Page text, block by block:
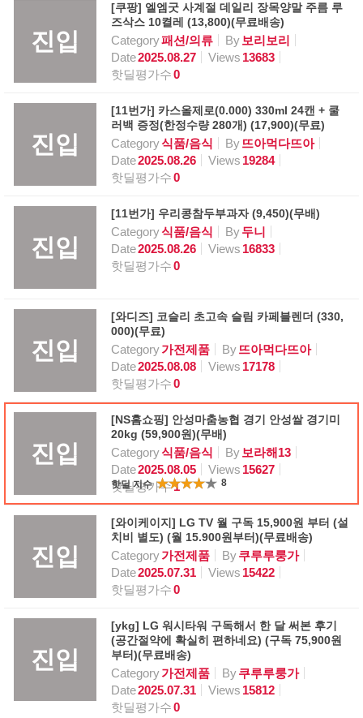
진입
[쿠팡] 엘엠굿 사계절 데일리 장목양말 주름 루
즈삭스 10켤레 (13,800)(무료배송)
Category패션/의류 By 보리보리
Date2025.08.27 Views 13683
핫딜평가수0
진입
[11번가] 카스올제로(0.000) 330ml 24캔 + 쿨
러백 증정(한정수량 280개) (17,900)(무료)
Category식품/음식 By뜨아먹다뜨아
Date2025.08.26 Views 19284
핫딜평가수0
진입
[11번가] 우리콩참두부과자 (9,450)(무배)
Category식품/음식 By두니
Date2025.08.26 Views 16833
핫딜평가수0
진입
[와디즈] 코슬리 초고속 슬림 카페블렌더 (330,
000)(무료)
Category가전제품 By뜨아먹다뜨아
Date2025.08.08 Views 17178
핫딜평가수0
진입
[NS홈쇼핑] 안성마춤농협 경기 안성쌀 경기미
20kg (59,900원)(무배)
Category식품/음식 By 보라해13
Date2025.08.05 Views 15627
핫딜평가수1
핫딜 지수 8
진입
[와이케이지] LG TV 월 구독 15,900원 부터 (설
치비 별도) (월 15.900원부터)(무료배송)
Category가전제품 By쿠루루룽가
Date2025.07.31 Views 15422
핫딜평가수0
진입
[ykg] LG 워시타워 구독해서 한 달 써본 후기
(공간절약에 확실히 편하네요) (구독 75,900원
부터)(무료배송)
Category가전제품 By쿠루루룽가
Date2025.07.31 Views 15812
핫딜평가수0